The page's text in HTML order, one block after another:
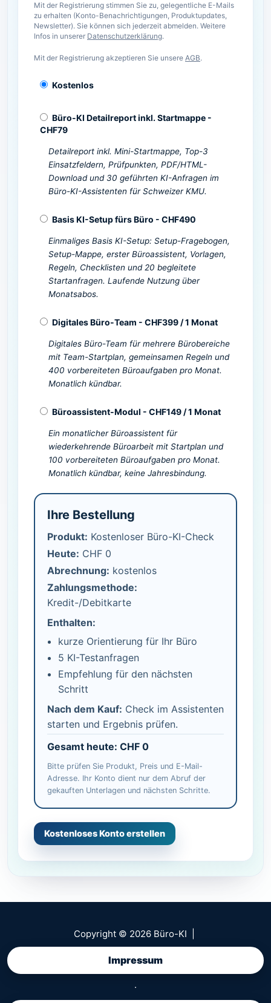
Mit der Registrierung stimmen Sie zu, gelegentliche E-Mails
zu erhalten (Konto-Benachrichtigungen, Produktupdates,
Newsletter). Sie können sich jederzeit abmelden. Weitere
Infos in unserer Datenschutzerklärung.
Mit der Registrierung akzeptieren Sie unsere AGB.
Kostenlos
Büro-KI Detailreport inkl. Startmappe -
CHF79
Detailreport inkl. Mini-Startmappe, Top-3
Einsatzfeldern, Prüfpunkten, PDF/HTML-
Download und 30 geführten KI-Anfragen im
Büro-KI-Assistenten für Schweizer KMU.
Basis KI-Setup fürs Büro - CHF490
Einmaliges Basis KI-Setup: Setup-Fragebogen,
Setup-Mappe, erster Büroassistent, Vorlagen,
Regeln, Checklisten und 20 begleitete
Startanfragen. Laufende Nutzung über
Monatsabos.
Digitales Büro-Team - CHF399/1 Monat
Digitales Büro-Team für mehrere Bürobereiche
mit Team-Startplan, gemeinsamen Regeln und
400 vorbereiteten Büroaufgaben pro Monat.
Monatlich kündbar.
Büroassistent-Modul - CHF149/1 Monat
Ein monatlicher Büroassistent für
wiederkehrende Büroarbeit mit Startplan und
100 vorbereiteten Büroaufgaben pro Monat.
Monatlich kündbar, keine Jahresbindung.
Ihre Bestellung
Produkt: Kostenloser Büro-KI-Check
Heute: CHF 0
Abrechnung: kostenlos
Zahlungsmethode:
Kredit-/Debitkarte
Enthalten:
kurze Orientierung für Ihr Büro
5 KI-Testanfragen
Empfehlung für den nächsten
Schritt
Nach dem Kauf: Check im Assistenten
starten und Ergebnis prüfen.
Gesamt heute: CHF 0
Bitte prüfen Sie Produkt, Preis und E-Mail-
Adresse. Ihr Konto dient nur dem Abruf der
gekauften Unterlagen und nächsten Schritte.
Copyright © 2026 Büro-KI |
Impressum
·